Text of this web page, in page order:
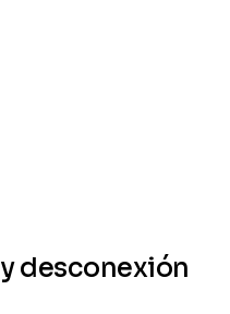
desconexión